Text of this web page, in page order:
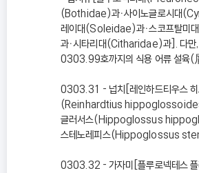
(Bothidae)과ㆍ사이노글로시대
레이대(Soleidae)과ㆍ스코프탈
과ㆍ시타리대(Citharidae)과]. 다
0303.99호까지의 식용 어류 설육(
0303.31 - 넙치[레인하드티우스 히
(Reinhardtius hippoglossoides)
글러서스(Hippoglossus
스테노레피스(Hippoglossus
0303.32 - 가자미[플루로넥테스 플